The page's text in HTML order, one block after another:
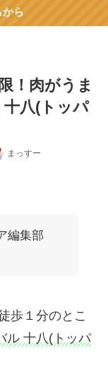
ら
！肉がうま
八(トッパ
まっすー
編集部
歩１分のとこ
ル 十八(トッパ